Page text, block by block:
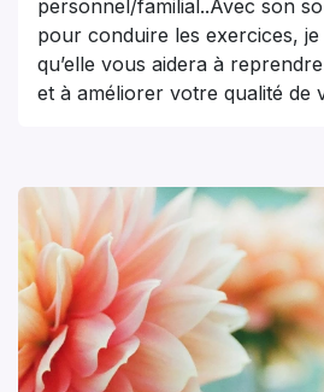
personnel/familial..Avec son
pour conduire les exercices,
qu’elle vous aidera à
et à améliorer votre qualité de